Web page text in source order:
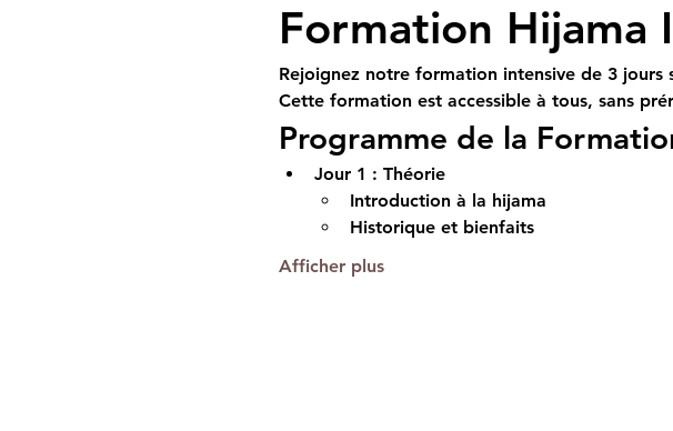
Formation Hijama
Rejoignez notre formation intensive de 3
Cette formation est accessible à tous, sans
Programme de la
Jour 1 : Théorie
Introduction à la hijama
Historique et bienfaits
Afficher plus